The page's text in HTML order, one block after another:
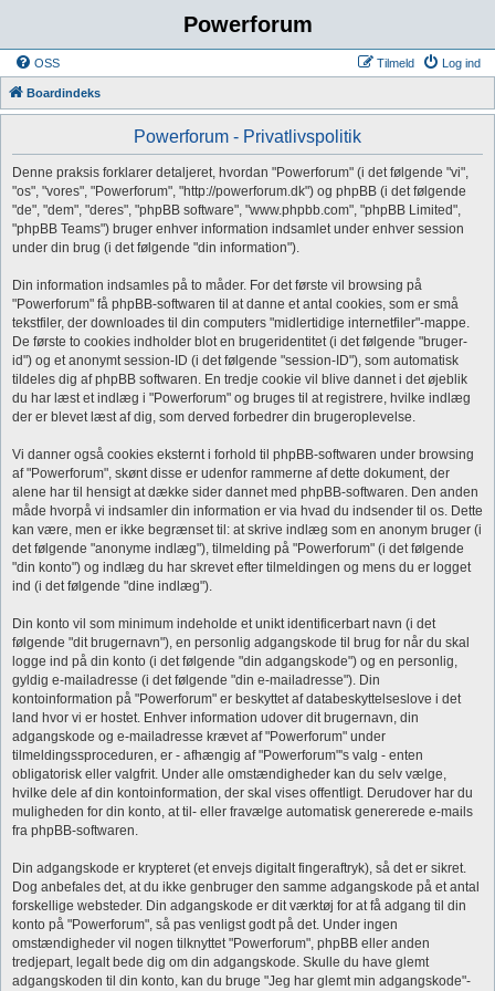
Powerforum
OSS Log ind
Tilmeld
Boardindeks
Powerforum - Privatlivspolitik
Denne praksis forklarer detaljeret, hvordan "Powerforum" (i det følgende "vi",
"os", "vores", "Powerforum", "http://powerforum.dk") og phpBB (i det følgende
"de", "dem", "deres", "phpBB software", "www.phpbb.com", "phpBB Limited",
"phpBB Teams") bruger enhver information indsamlet under enhver session
under din brug (i det følgende "din information").
Din information indsamles på to måder. For det første vil browsing på
"Powerforum" få phpBB-softwaren til at danne et antal cookies, som er små
tekstfiler, der downloades til din computers "midlertidige internetfiler"-mappe.
De første to cookies indholder blot en brugeridentitet (i det følgende "bruger-
id") og et anonymt session-ID (i det følgende "session-ID"), som automatisk
tildeles dig af phpBB softwaren. En tredje cookie vil blive dannet i det øjeblik
du har læst et indlæg i "Powerforum" og bruges til at registrere, hvilke indlæg
der er blevet læst af dig, som derved forbedrer din brugeroplevelse.
Vi danner også cookies eksternt i forhold til phpBB-softwaren under browsing
af "Powerforum", skønt disse er udenfor rammerne af dette dokument, der
alene har til hensigt at dække sider dannet med phpBB-softwaren. Den anden
måde hvorpå vi indsamler din information er via hvad du indsender til os. Dette
kan være, men er ikke begrænset til: at skrive indlæg som en anonym bruger (i
det følgende "anonyme indlæg"), tilmelding på "Powerforum" (i det følgende
"din konto") og indlæg du har skrevet efter tilmeldingen og mens du er logget
ind (i det følgende "dine indlæg").
Din konto vil som minimum indeholde et unikt identificerbart navn (i det
følgende "dit brugernavn"), en personlig adgangskode til brug for når du skal
logge ind på din konto (i det følgende "din adgangskode") og en personlig,
gyldig e-mailadresse (i det følgende "din e-mailadresse"). Din
kontoinformation på "Powerforum" er beskyttet af databeskyttelseslove i det
land hvor vi er hostet. Enhver information udover dit brugernavn, din
adgangskode og e-mailadresse krævet af "Powerforum" under
tilmeldingssproceduren, er - afhængig af "Powerforum"'s valg - enten
obligatorisk eller valgfrit. Under alle omstændigheder kan du selv vælge,
hvilke dele af din kontoinformation, der skal vises offentligt. Derudover har du
muligheden for din konto, at til- eller fravælge automatisk genererede e-mails
fra phpBB-softwaren.
Din adgangskode er krypteret (et envejs digitalt fingeraftryk), så det er sikret.
Dog anbefales det, at du ikke genbruger den samme adgangskode på et antal
forskellige websteder. Din adgangskode er dit værktøj for at få adgang til din
konto på "Powerforum", så pas venligst godt på det. Under ingen
omstændigheder vil nogen tilknyttet "Powerforum", phpBB eller anden
tredjepart, legalt bede dig om din adgangskode. Skulle du have glemt
adgangskoden til din konto, kan du bruge "Jeg har glemt min adgangskode"-